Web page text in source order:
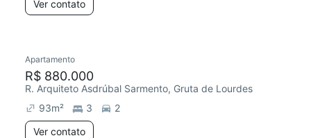
Ver contato
Apartamento
R$ 880.000
R. Arquiteto Asdrúbal Sarmento, Gruta de Lourdes
93m² 3
2
Ver contato